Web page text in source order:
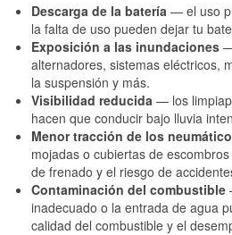
Descarga de la batería — el uso
la falta de uso pueden dejar tu
Exposición a las inundaciones
alternadores, sistemas eléctricos,
la suspensión y más.
Visibilidad reducida — los
hacen que conducir bajo lluvia
Menor tracción de los
mojadas o cubiertas de
de frenado y el riesgo de
Contaminación del combustible
inadecuado o la entrada de agua
calidad del combustible y el